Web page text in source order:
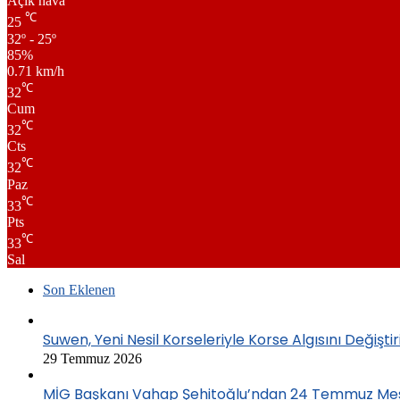
25 ℃
32º - 25º
85%
0.71 km/h
32℃
Cum
32℃
Cts
32℃
Paz
33℃
Pts
33℃
Sal
Son Eklenen
Suwen, Yeni Nesil Korseleriyle Korse Algısını
29 Temmuz 2026
MİG Başkanı Vahap Şehitoğlu’ndan 24 Temmuz